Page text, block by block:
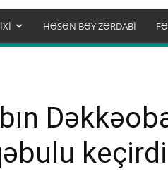
HƏSƏN BƏY ZƏRDABİ